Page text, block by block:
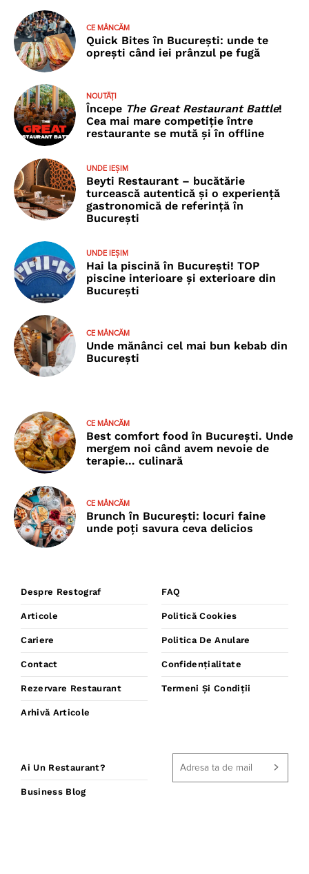
CE MÂNCĂM
Quick Bites în București: unde te
oprești când iei prânzul pe fugă
NOUTĂȚI
Începe The Great Restaurant Battle!
Cea mai mare competiție între
restaurante se mută și în offline
UNDE IEȘIM
Beyti Restaurant – bucătărie
turcească autentică și o experiență
gastronomică de referință în
București
UNDE IEȘIM
Hai la piscină în București! TOP
piscine interioare și exterioare din
București
CE MÂNCĂM
Unde mănânci cel mai bun kebab din
București
CE MÂNCĂM
Best comfort food în București. Unde
mergem noi când avem nevoie de
terapie… culinară
CE MÂNCĂM
Brunch în București: locuri faine
unde poţi savura ceva delicios
Despre Restograf
Articole
Cariere
Contact
Rezervare Restaurant
Arhivă Articole
FAQ
Politică Cookies
Politica De Anulare
Confidențialitate
Termeni Și Condiții
Ai Un Restaurant?
Business Blog